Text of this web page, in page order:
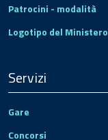
Patrocini - modalità
Logotipo del Ministero
Servizi
Gare
Concorsi